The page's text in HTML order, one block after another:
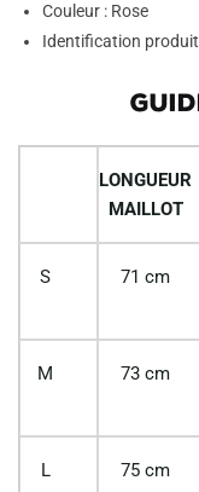
Couleur : Rose
Identification produit
LONGUEUR
MAILLOT
S 71 cm
M 73 cm
L 75 cm